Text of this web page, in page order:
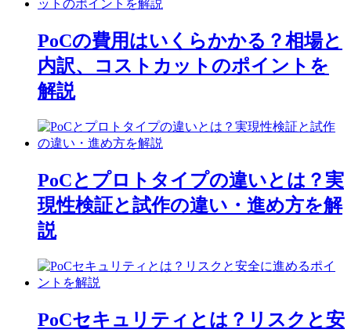
PoCの費用はいくらかかる？相場と
内訳、コストカットのポイントを
解説
PoCとプロトタイプの違いとは？実
現性検証と試作の違い・進め方を解
説
PoCセキュリティとは？リスクと安